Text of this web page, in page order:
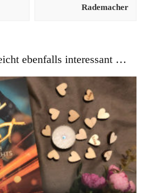
Rademacher
ebenfalls interessant …